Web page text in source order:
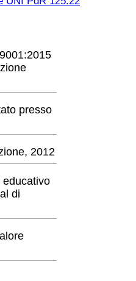
presso
2012
educativo
di